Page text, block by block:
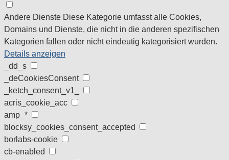
Andere Dienste Diese Kategorie umfasst alle Cookies,
Domains und Dienste, die nicht in die anderen spezifischen
Kategorien fallen oder nicht eindeutig kategorisiert wurden.
Details anzeigen
_dd_s
_deCookiesConsent
_ketch_consent_v1_
acris_cookie_acc
amp_*
blocksy_cookies_consent_accepted
borlabs-cookie
cb-enabled